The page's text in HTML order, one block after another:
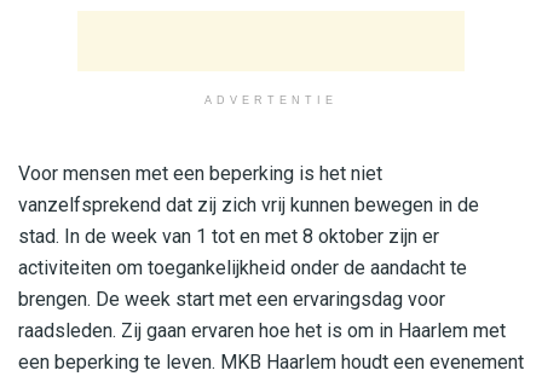
ADVERTENTIE
Voor mensen met een beperking is het niet
vanzelfsprekend dat zij zich vrij kunnen bewegen in de
stad. In de week van 1 tot en met 8 oktober zijn er
activiteiten om toegankelijkheid onder de aandacht te
brengen. De week start met een ervaringsdag voor
raadsleden. Zij gaan ervaren hoe het is om in Haarlem met
een beperking te leven. MKB Haarlem houdt een evenement